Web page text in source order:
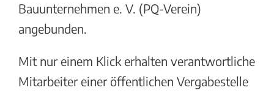
Bauunternehmen e. V. (PQ-Verein)
angebunden.
Mit nur einem Klick erhalten verantwortliche
Mitarbeiter einer öffentlichen Vergabestelle